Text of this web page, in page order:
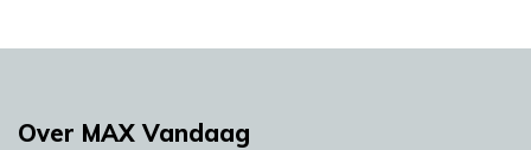
Over MAX Vandaag